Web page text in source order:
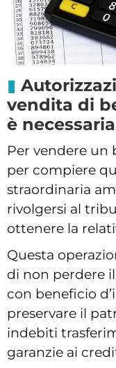
vendita di
è necessaria
Per vendere un
per compiere
straordinaria
rivolgersi al
ottenere la
Questa
di non perdere
con beneficio
preservare il
indebiti
garanzie ai